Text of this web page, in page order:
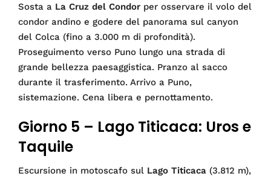
Sosta a La Cruz del Condor per osservare il volo del
condor andino e godere del panorama sul canyon
del Colca (fino a 3.000 m di profondità).
Proseguimento verso Puno lungo una strada di
grande bellezza paesaggistica. Pranzo al sacco
durante il trasferimento. Arrivo a Puno,
sistemazione. Cena libera e pernottamento.
Giorno 5 – Lago Titicaca: Uros e
Taquile
Escursione in motoscafo sul Lago Titicaca (3.812 m),